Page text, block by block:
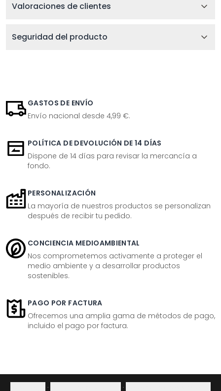
Valoraciones de clientes
Seguridad del producto
GASTOS DE ENVÍO
Envío nacional desde 4,99 €.
POLÍTICA DE DEVOLUCIÓN DE 14 DÍAS
Dispone de 14 días para revisar la mercancía a
fondo.
PERSONALIZACIÓN
La mayoría de nuestros productos se personalizan
después de recibir tu pedido.
CONCIENCIA MEDIOAMBIENTAL
Nos comprometemos activamente a proteger el
medio ambiente y a desarrollar productos
sostenibles.
PAGO POR FACTURA
Ofrecemos una amplia gama de métodos de pago,
incluido el pago por factura.
· ·